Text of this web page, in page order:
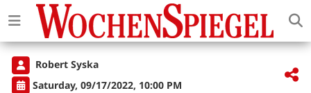
Robert Syska
Saturday, 09/17/2022, 10:00 PM